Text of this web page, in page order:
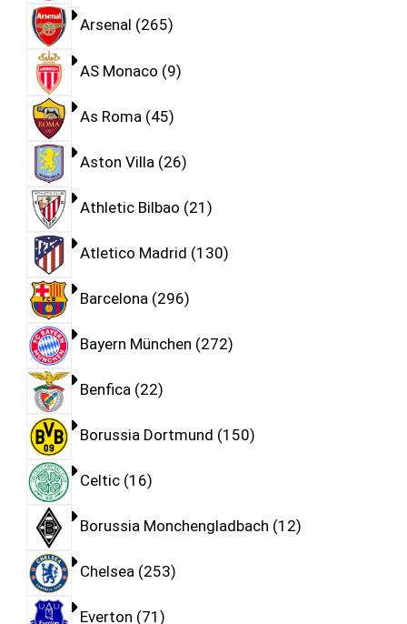
Arsenal 265
AS Monaco 9
As Roma 45
Aston Villa 26
Athletic Bilbao 21
Atletico Madrid 130
Barcelona 296
Bayern München 272
Benfica 22
Borussia Dortmund 150
Celtic 16
Borussia Monchengladbach 12
Chelsea 253
Everton 71